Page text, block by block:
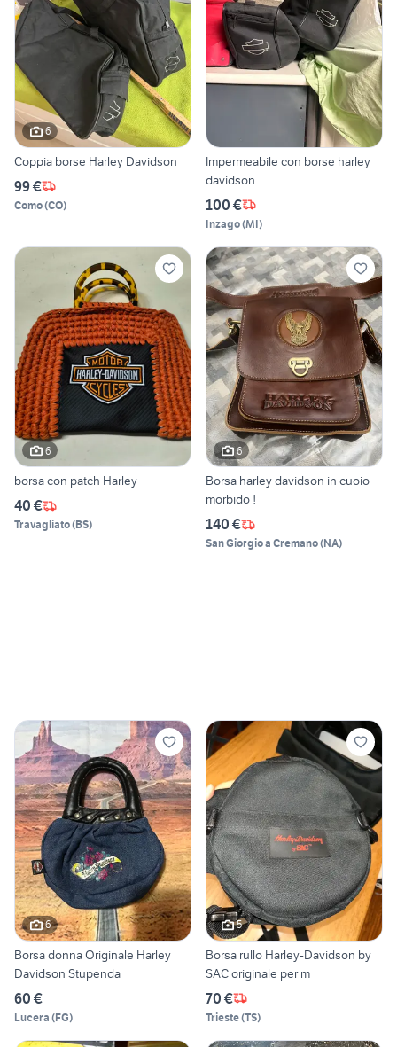
6
Coppia borse Harley Davidson
99 €
Como(CO)
Impermeabile con borse harley
davidson
100 €
Inzago(MI)
6
borsa con patch Harley
40 €
Travagliato(BS)
6
Borsa harley davidson in cuoio
morbido !
140 €
San Giorgio a Cremano(NA)
6
Borsa donna Originale Harley
Davidson Stupenda
60 €
Lucera (FG)
5
Borsa rullo Harley-Davidson by
SAC originale per m
70 €
Trieste(TS)